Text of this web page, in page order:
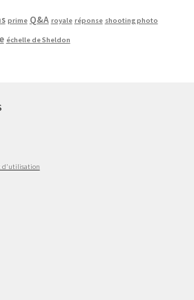
prime Q&A royale réponse shooting photo
échelle de Sheldon
d'utilisation